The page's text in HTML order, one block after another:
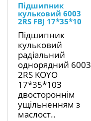
Підшипник
кульковий 6003
2RS FBJ 17*35*10
Підшипник
кульковий
радіальний
однорядний 6003
2RS KOYO
17*35*10З
двостороннім
ущільненням з
маслост..